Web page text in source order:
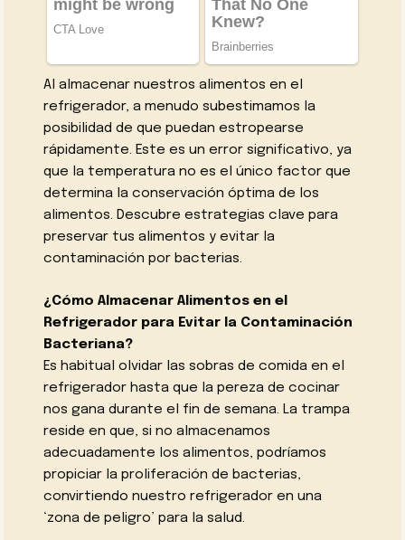
Al almacenar nuestros alimentos en el
refrigerador, a menudo subestimamos la
posibilidad de que puedan estropearse
rápidamente. Este es un error significativo, ya
que la temperatura no es el único factor que
determina la conservación óptima de los
alimentos. Descubre estrategias clave para
preservar tus alimentos y evitar la
contaminación por bacterias.
¿Cómo Almacenar Alimentos en el
Refrigerador para Evitar la Contaminación
Bacteriana?
Es habitual olvidar las sobras de comida en el
refrigerador hasta que la pereza de cocinar
nos gana durante el fin de semana. La trampa
reside en que, si no almacenamos
adecuadamente los alimentos, podríamos
propiciar la proliferación de bacterias,
convirtiendo nuestro refrigerador en una
‘zona de peligro’ para la salud.